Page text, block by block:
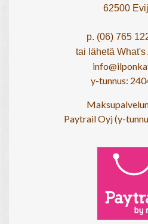
62500
p. (06) 765
tai lähetä What's
y-tunnus:
Paytrail Oyj (y-